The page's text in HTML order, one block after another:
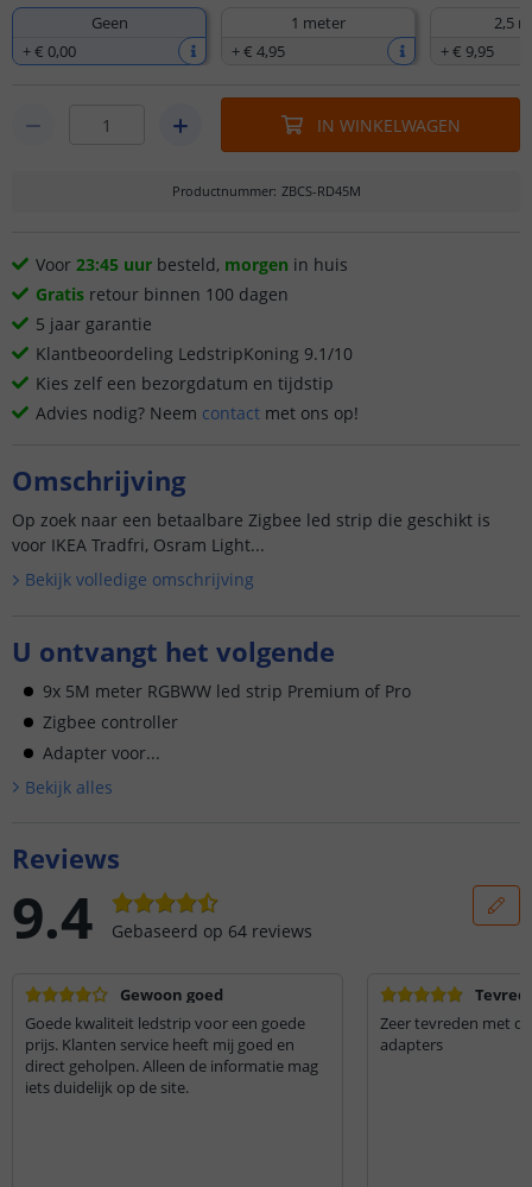
Geen
+€ 0,00
1 meter
+€ 4,95
2,5
+€ 9,95
IN WINKELWAGEN
Productnummer: ZBCS-RD45M
Voor 23:45 uur besteld, morgen in huis
Gratis retour binnen 100 dagen
5 jaar garantie
Klantbeoordeling LedstripKoning 9.1/10
Kies zelf een bezorgdatum en tijdstip
Advies nodig? Neem contact met ons op!
Omschrijving
Op zoek naar een betaalbare Zigbee led strip die geschikt is
voor IKEA Tradfri, Osram Light...
Bekijk volledige omschrijving
U ontvangt het volgende
9x 5M meter RGBWW led strip Premium of Pro
Zigbee controller
Adapter voor...
Bekijk alles
Reviews
9.4 Gebaseerd op 64 reviews
Gewoon goed
Goede kwaliteit ledstrip voor een goede
prijs. Klanten service heeft mij goed en
direct geholpen. Alleen de informatie mag
iets duidelijk op de site.
Zeer tevreden met
adapters